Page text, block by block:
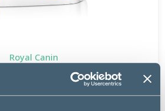
Royal Canin
CALORIE MORCEAUX - CHAT